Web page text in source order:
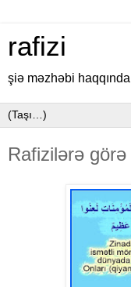
rafizi
şiə məzhəbi haqqında
Rafizilərə